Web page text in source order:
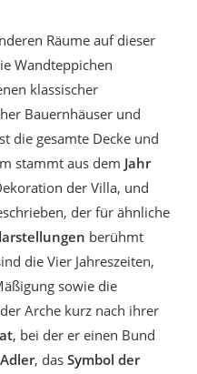
Räume auf dieser
Wandteppichen
klassischer
Bauernhäuser und
die gesamte Decke und
stammt aus dem Jahr
der Villa, und
der für ähnliche
berühmt
die Vier Jahreszeiten,
sowie die
Arche kurz nach ihrer
, bei der er einen Bund
, das Symbol der